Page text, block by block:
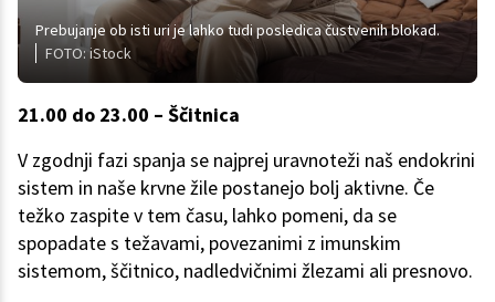
Prebujanje ob isti uri je lahko tudi posledica čustvenih blokad.
FOTO: iStock
21.00 do 23.00 – Ščitnica
V zgodnji fazi spanja se najprej uravnoteži naš endokrini
sistem in naše krvne žile postanejo bolj aktivne. Če
težko zaspite v tem času, lahko pomeni, da se
spopadate s težavami, povezanimi z imunskim
sistemom, ščitnico, nadledvičnimi žlezami ali presnovo.